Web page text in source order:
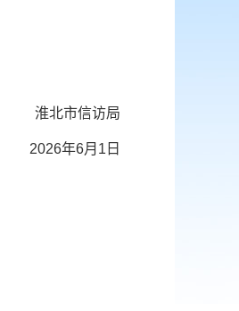
淮北市信访局
2026年6月1日